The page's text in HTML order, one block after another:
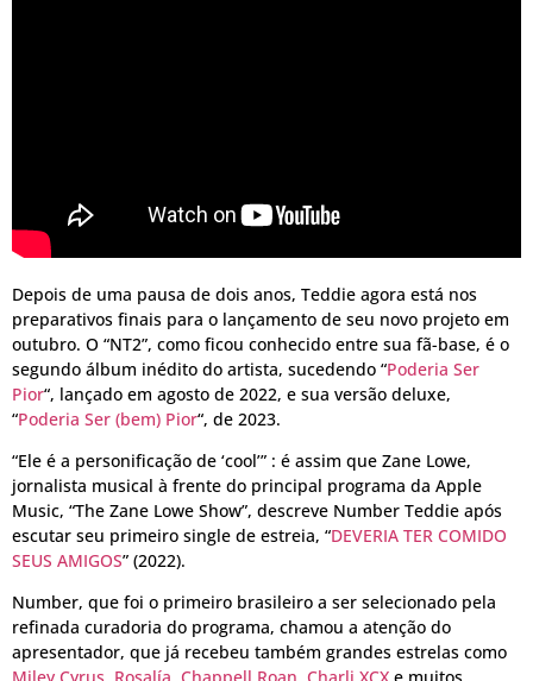
Depois de uma pausa de dois anos, Teddie agora está nos
preparativos finais para o lançamento de seu novo projeto em
outubro. O “NT2”, como ficou conhecido entre sua fã-base, é o
segundo álbum inédito do artista, sucedendo “Poderia Ser
Pior“, lançado em agosto de 2022, e sua versão deluxe,
“Poderia Ser (bem) Pior“, de 2023.
“Ele é a personificação de ‘cool’” : é assim que Zane Lowe,
jornalista musical à frente do principal programa da Apple
Music, “The Zane Lowe Show”, descreve Number Teddie após
escutar seu primeiro single de estreia, “DEVERIA TER COMIDO
SEUS AMIGOS” (2022).
Number, que foi o primeiro brasileiro a ser selecionado pela
refinada curadoria do programa, chamou a atenção do
apresentador, que já recebeu também grandes estrelas como